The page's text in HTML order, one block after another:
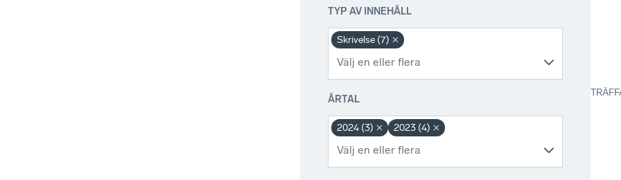
TYP AV INNEHÅLL
Skrivelse (7)
ÅRTAL
2024 (3) 2023 (4)